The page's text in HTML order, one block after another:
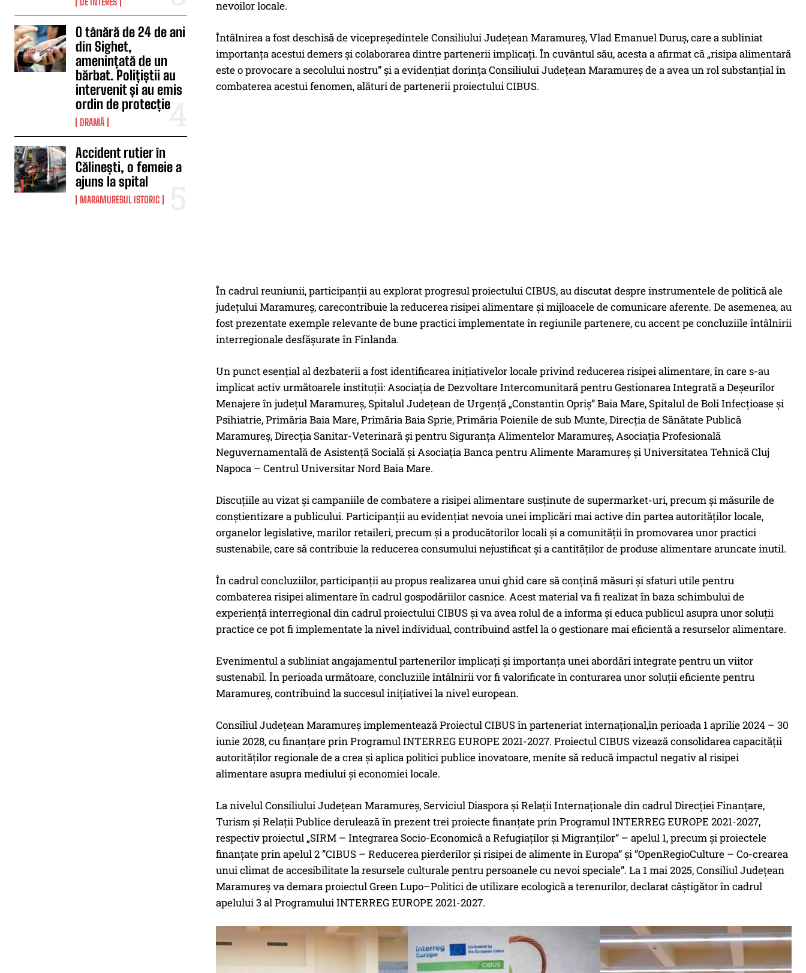
O tânără de 24 de ani
din Sighet,
amenințată de un
bărbat. Polițiștii au
intervenit și au emis
ordin de protecție
DRAMĂ
Accident rutier în
Călinești, o femeie a
ajuns la spital
MARAMURESUL ISTORIC
nevoilor locale.
Întâlnirea a fost deschisă de vicepreședintele Consiliului Județean Maramureș, Vlad Emanuel Duruș, care a subliniat
importanța acestui demers și colaborarea dintre partenerii implicați. În cuvântul său, acesta a afirmat că „risipa alimentară
este o provocare a secolului nostru” și a evidențiat dorința Consiliului Județean Maramureș de a avea un rol substanțial în
combaterea acestui fenomen, alături de partenerii proiectului CIBUS.
În cadrul reuniunii, participanții au explorat progresul proiectului CIBUS, au discutat despre instrumentele de politică ale
județului Maramureș, carecontribuie la reducerea risipei alimentare și mijloacele de comunicare aferente. De asemenea, au
fost prezentate exemple relevante de bune practici implementate în regiunile partenere, cu accent pe concluziile întâlnirii
interregionale desfășurate în Finlanda.
Un punct esențial al dezbaterii a fost identificarea inițiativelor locale privind reducerea risipei alimentare, în care s-au
implicat activ următoarele instituții: Asociația de Dezvoltare Intercomunitară pentru Gestionarea Integrată a Deșeurilor
Menajere în județul Maramureș, Spitalul Județean de Urgență „Constantin Opriș” Baia Mare, Spitalul de Boli Infecțioase și
Psihiatrie, Primăria Baia Mare, Primăria Baia Sprie, Primăria Poienile de sub Munte, Direcția de Sănătate Publică
Maramureș, Direcția Sanitar-Veterinară și pentru Siguranța Alimentelor Maramureș, Asociația Profesională
Neguvernamentală de Asistență Socială și Asociația Banca pentru Alimente Maramureș și Universitatea Tehnică Cluj
Napoca – Centrul Universitar Nord Baia Mare.
Discuțiile au vizat și campaniile de combatere a risipei alimentare susținute de supermarket-uri, precum și măsurile de
conștientizare a publicului. Participanții au evidențiat nevoia unei implicări mai active din partea autorităților locale,
organelor legislative, marilor retaileri, precum și a producătorilor locali și a comunității în promovarea unor practici
sustenabile, care să contribuie la reducerea consumului nejustificat și a cantităților de produse alimentare aruncate inutil.
În cadrul concluziilor, participanții au propus realizarea unui ghid care să conțină măsuri și sfaturi utile pentru
combaterea risipei alimentare în cadrul gospodăriilor casnice. Acest material va fi realizat în baza schimbului de
experiență interregional din cadrul proiectului CIBUS și va avea rolul de a informa și educa publicul asupra unor soluții
practice ce pot fi implementate la nivel individual, contribuind astfel la o gestionare mai eficientă a resurselor alimentare.
Evenimentul a subliniat angajamentul partenerilor implicați și importanța unei abordări integrate pentru un viitor
sustenabil. În perioada următoare, concluziile întâlnirii vor fi valorificate în conturarea unor soluții eficiente pentru
Maramureș, contribuind la succesul inițiativei la nivel european.
Consiliul Județean Maramureș implementează Proiectul CIBUS în parteneriat internațional,în perioada 1 aprilie 2024 – 30
iunie 2028, cu finanțare prin Programul INTERREG EUROPE 2021-2027. Proiectul CIBUS vizează consolidarea capacității
autorităților regionale de a crea și aplica politici publice inovatoare, menite să reducă impactul negativ al risipei
alimentare asupra mediului și economiei locale.
La nivelul Consiliului Județean Maramureș, Serviciul Diaspora și Relații Internaționale din cadrul Direcției Finanțare,
Turism și Relații Publice derulează în prezent trei proiecte finanțate prin Programul INTERREG EUROPE 2021-2027,
respectiv proiectul „SIRM – Integrarea Socio-Economică a Refugiaților și Migranților” – apelul 1, precum și proiectele
finanțate prin apelul 2 ”CIBUS – Reducerea pierderilor și risipei de alimente în Europa” și ”OpenRegioCulture – Co-crearea
unui climat de accesibilitate la resursele culturale pentru persoanele cu nevoi speciale”. La 1 mai 2025, Consiliul Județean
Maramureș va demara proiectul Green Lupo–Politici de utilizare ecologică a terenurilor, declarat câștigător în cadrul
apelului 3 al Programului INTERREG EUROPE 2021-2027.